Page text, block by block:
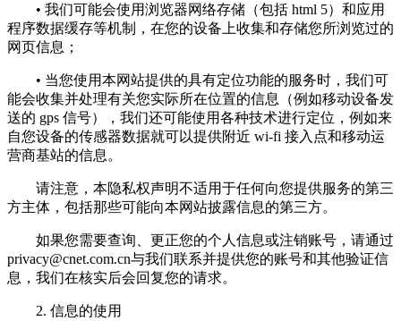
• 我们可能会使用浏览器网络存储（包括 html 5）和应用
程序数据缓存等机制，在您的设备上收集和存储您所浏览过的
网页信息；
• 当您使用本网站提供的具有定位功能的服务时，我们可
能会收集并处理有关您实际所在位置的信息（例如移动设备发
送的 gps 信号），我们还可能使用各种技术进行定位，例如来
自您设备的传感器数据就可以提供附近 wi-fi 接入点和移动运
营商基站的信息。
请注意，本隐私权声明不适用于任何向您提供服务的第三
方主体，包括那些可能向本网站披露信息的第三方。
如果您需要查询、更正您的个人信息或注销账号，请通过
privacy@cnet.com.cn与我们联系并提供您的账号和其他验证信
息，我们在核实后会回复您的请求。
2. 信息的使用